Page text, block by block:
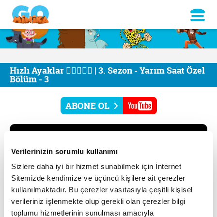
Verilerinizin sorumlu kullanımı
Sizlere daha iyi bir hizmet sunabilmek için İnternet
Sitemizde kendimize ve üçüncü kişilere ait çerezler
kullanılmaktadır. Bu çerezler vasıtasıyla çeşitli kişisel
verileriniz işlenmekte olup gerekli olan çerezler bilgi
toplumu hizmetlerinin sunulması amacıyla
Hızlı Ayaklar 🏃🏻‍♂️🏃‍♀️ | 3. Sezon - Yarım Saat Özel
Bölüm - 3